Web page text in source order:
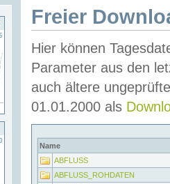
Freier
Hier können
Parameter aus den
auch ältere
01.01.2000 als
Name
ABFLUSS
ABFLUSS_ROHDATEN